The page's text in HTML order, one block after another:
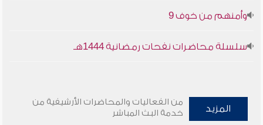
وأمنهم من خوف 9
سلسلة محاضرات نفحات رمضانية 1444هـ
المزيد
من الفعاليات والمحاضرات الأرشيفية من
خدمة البث المباشر